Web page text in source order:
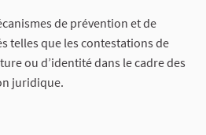
de prévention et de
telles que les contestations de
ou d’identité dans le cadre des
juridique.